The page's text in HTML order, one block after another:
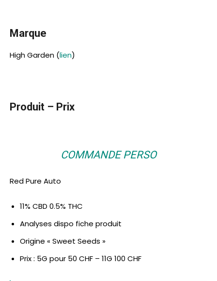
Marque
High Garden (lien)
Produit – Prix
COMMANDE PERSO
Red Pure Auto
11% CBD 0.5% THC
Analyses dispo fiche produit
Origine « Sweet Seeds »
Prix : 5G pour 50 CHF – 11G 100 CHF